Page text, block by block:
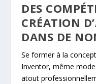
DES
CRÉATION
DANS DE
Se former à la
Inventor, même
atout